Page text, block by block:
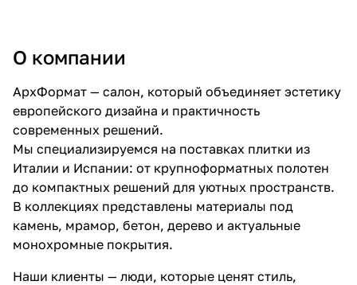
О компании
АрхФормат — салон, который объединяет эстетику
европейского дизайна и практичность
современных решений.
Мы специализируемся на поставках плитки из
Италии и Испании: от крупноформатных полотен
до компактных решений для уютных пространств.
В коллекциях представлены материалы под
камень, мрамор, бетон, дерево и актуальные
монохромные покрытия.
Наши клиенты — люди, которые ценят стиль,